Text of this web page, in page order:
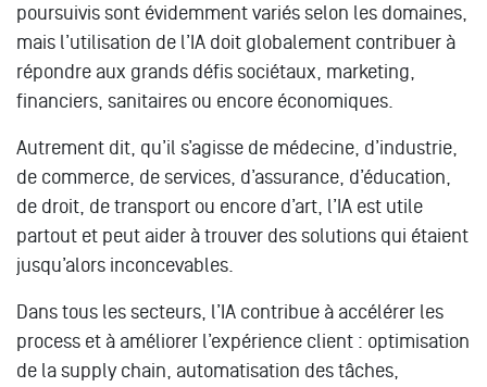
poursuivis sont évidemment variés selon les domaines,
mais l’utilisation de l’IA doit globalement contribuer à
répondre aux grands défis sociétaux, marketing,
financiers, sanitaires ou encore économiques.
Autrement dit, qu’il s’agisse de médecine, d’industrie,
de commerce, de services, d’assurance, d’éducation,
de droit, de transport ou encore d’art, l’IA est utile
partout et peut aider à trouver des solutions qui étaient
jusqu’alors inconcevables.
Dans tous les secteurs, l’IA contribue à accélérer les
process et à améliorer l’expérience client : optimisation
de la supply chain, automatisation des tâches,